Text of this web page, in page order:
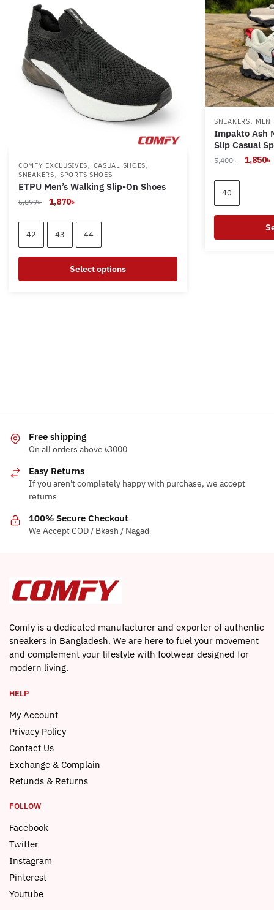
COMFY EXCLUSIVES, CASUAL SHOES,
SNEAKERS,SPORTS SHOES
ETPU Men’s Walking Slip-On Shoes
5,099৳
Original
1,870৳
42 43 44
Select options
on
the
product
page
SNEAKERS, MEN
Impakto Ash
Slip Casual
5,400৳
Original
1,850৳
40
Free shipping
On all orders above ৳3000
Easy Returns
If you aren't completely happy with purchase, we accept
returns
100% Secure Checkout
We Accept COD / Bkash / Nagad
Comfy is a dedicated manufacturer and exporter of authentic
sneakers in Bangladesh. We are here to fuel your movement
and complement your lifestyle with footwear designed for
modern living.
HELP
My Account
Privacy Policy
Contact Us
Exchange & Complain
Refunds & Returns
FOLLOW
Facebook
Twitter
Instagram
Pinterest
Youtube